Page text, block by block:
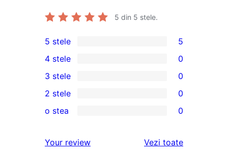
5 din 5 stele.
5
5
–
recenzii
(stele)
5 stele 5
4
–
recenzii
4 stele 0
0
3
–
(stele)
3 stele 0
2
recenzii
2 stele 0
0
–
o stea 0
Your review Vezi toaterecenziile